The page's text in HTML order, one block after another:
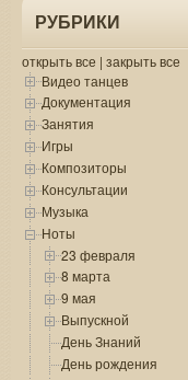
РУБРИКИ
открыть все | закрыть все
Видео танцев
Документация
Занятия
Игры
Композиторы
Консультации
Музыка
Ноты
23 февраля
8 марта
9 мая
Выпускной
День Знаний
День рождения